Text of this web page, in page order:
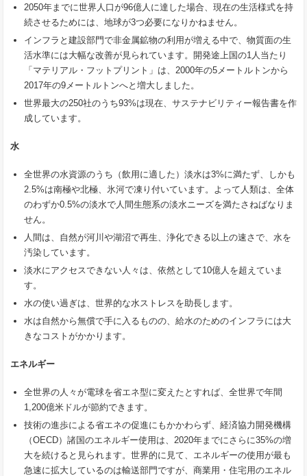
2050年までに世界人口が96億人に達した場合、現在の生活様式を持
続させるためには、地球が3つ必要になりかねません。
インフラと建設部門で非金属鉱物の利用が増える中で、物質面の生
活水準には大幅な改善が見られています。開発途上国の1人当たり
「マテリアル・フットプリント」は、2000年の5メートルトンから
2017年の9メートルトンへと増大しました。
世界最大の250社のうち93%は現在、サステナビリティー報告書を作
成しています。
水
全世界の水資源のうち（飲用に適した）淡水は3%に満たず、しかも
2.5%は南極や北極、氷河で凍り付いています。よって人類は、全体
のわずか0.5%の淡水で人間生態系の淡水ニーズを満たさねばなりま
せん。
人間は、自然が河川や湖沼で再生、浄化できる以上の速さで、水を
汚染しています。
淡水にアクセスできない人々は、依然として10億人を超えていま
す。
水の使い過ぎは、世界的な水ストレスを助長します。
水は自然から無償で手に入るものの、給水のためのインフラには大
きなコストがかかります。
エネルギー
全世界の人々が電球を省エネ型に変えたとすれば、全世界で年間
1,200億米ドルが節約できます。
技術の進歩による省エネの促進にもかかわらず、経済協力開発機構
（OECD）諸国のエネルギー使用は、2020年までにさらに35%の増
大を続けると見られます。世界的に見て、エネルギーの使用が最も
急速に拡大しているのは輸送部門ですが、商業用・住宅用のエネル